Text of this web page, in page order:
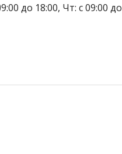
до 18:00, Чт: с 09:00 до